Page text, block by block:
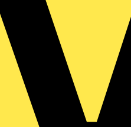
Datenschutzerklärung